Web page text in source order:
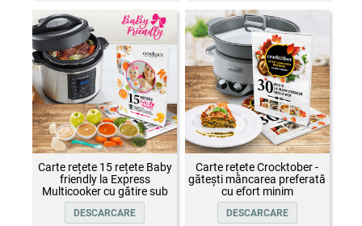
Carte rețete 15 rețete Baby
friendly la Express
Multicooker cu gătire sub
presiune Crock-Pot
DESCARCARE
Carte rețete Crocktober -
gătești mâncarea preferată
cu efort minim
DESCARCARE